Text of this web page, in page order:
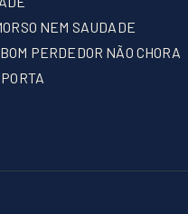
NEM SAUDADE
PERDEDOR NÃO CHORA